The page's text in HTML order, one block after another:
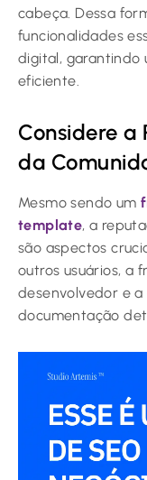
cabeça. Dessa
funcionalidades
digital, garantindo
eficiente.
Considere a
da
Mesmo sendo um
template, a
são aspectos
outros usuários, a
desenvolvedor e
documentação